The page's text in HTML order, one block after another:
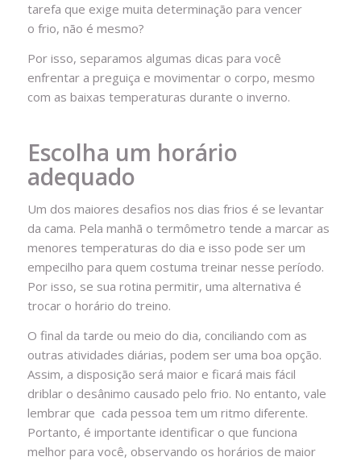
tarefa que exige muita determinação para vencer
o frio, não é mesmo?
Por isso, separamos algumas dicas para você
enfrentar a preguiça e movimentar o corpo, mesmo
com as baixas temperaturas durante o inverno.
Escolha um horário
adequado
Um dos maiores desafios nos dias frios é se levantar
da cama. Pela manhã o termômetro tende a marcar as
menores temperaturas do dia e isso pode ser um
empecilho para quem costuma treinar nesse período.
Por isso, se sua rotina permitir, uma alternativa é
trocar o horário do treino.
O final da tarde ou meio do dia, conciliando com as
outras atividades diárias, podem ser uma boa opção.
Assim, a disposição será maior e ficará mais fácil
driblar o desânimo causado pelo frio. No entanto, vale
lembrar que cada pessoa tem um ritmo diferente.
Portanto, é importante identificar o que funciona
melhor para você, observando os horários de maior